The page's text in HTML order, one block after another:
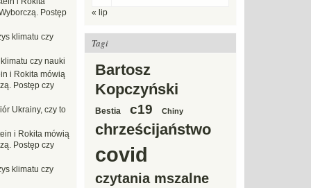
« lip
Tagi
Bartosz
Kopczyński
Bestia c19 Chiny
chrześcijaństwo
covid
czytania mszalne
Postęp
klimatu czy
czy nauki
i Rokita mówią
Postęp czy
Ukrainy, czy to
i Rokita mówią
Postęp czy
klimatu czy